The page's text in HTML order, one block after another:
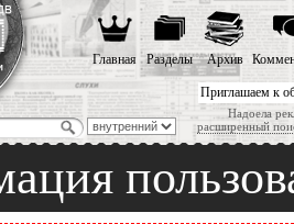
Приглашаем к
Надоела
расширенный
Главная Разделы Архив